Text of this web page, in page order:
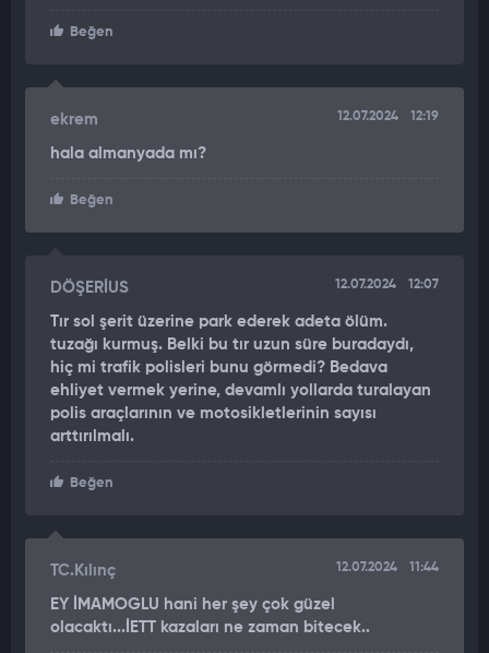
endişeli anlar yer aldı.
Beğen
ekrem 12.07.2024 12:19
hala almanyada mı?
Beğen
DÖŞERİUS 12.07.2024 12:07
Tır sol şerit üzerine park ederek adeta ölüm.
tuzağı kurmuş. Belki bu tır uzun süre buradaydı,
hiç mi trafik polisleri bunu görmedi? Bedava
ehliyet vermek yerine, devamlı yollarda turalayan
polis araçlarının ve motosikletlerinin sayısı
arttırılmalı.
Beğen
TC.Kılınç 12.07.2024 11:44
EY İMAMOGLU hani her şey çok güzel
olacaktı...İETT kazaları ne zaman bitecek..